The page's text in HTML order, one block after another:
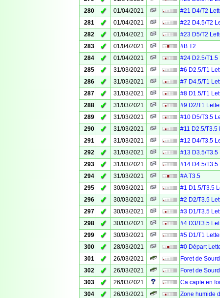
280
✓ 01/04/2021
#21 D4/T2
281
✓ 01/04/2021
#22 D4.5/T2
282
✓ 01/04/2021
#23 D5/T2
283
✓ 01/04/2021
#B T2
284
✓ 01/04/2021
#24 D2.5/T1.5
285
✓ 31/03/2021
#6 D2.5/T1
286
✓ 31/03/2021
#7 D4.5/T1
287
✓ 31/03/2021
#8 D1.5/T1
288
✓ 31/03/2021
#9 D2/T1
289
✓ 31/03/2021
#10 D5/T3.5
290
✓ 31/03/2021
#11 D2.5/T3.5
291
✓ 31/03/2021
#12 D4/T3.5
292
✓ 31/03/2021
#13 D3.5/T3.5
293
✓ 31/03/2021
#14 D4.5/T3.5
294
✓ 31/03/2021
#A T3.5
295
✓ 30/03/2021
#1 D1.5/T3.5
296
✓ 30/03/2021
#2 D2/T3.5
297
✓ 30/03/2021
#3 D1/T3.5
298
✓ 30/03/2021
#4 D3/T3.5
299
✓ 30/03/2021
#5 D1/T1
300
✓ 28/03/2021
#0 Départ
301
✓ 26/03/2021
Foret de
302
✓ 26/03/2021
Foret de
303
✓ 26/03/2021
Ca capte en
304
✓ 26/03/2021
Zone humide